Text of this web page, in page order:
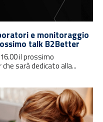
e monitoraggio
talk B2Better
il prossimo
sarà dedicato alla...